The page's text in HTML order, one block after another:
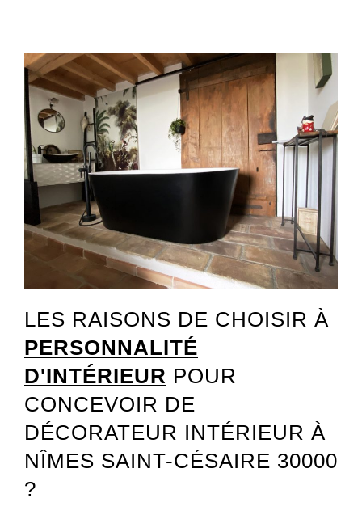
LES RAISONS DE CHOISIR À
PERSONNALITÉ
D'INTÉRIEUR POUR
CONCEVOIR DE
DÉCORATEUR INTÉRIEUR À
NÎMES SAINT-CÉSAIRE 30000
?